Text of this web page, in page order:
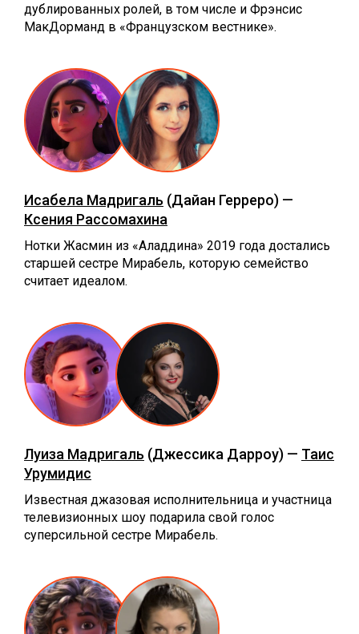
дублированных ролей, в том числе и Фрэнсис
МакДорманд в «Французском вестнике».
Исабела Мадригаль (Дайан Герреро) —
Ксения Рассомахина
Нотки Жасмин из «Аладдина» 2019 года достались
старшей сестре Мирабель, которую семейство
считает идеалом.
Луиза Мадригаль (Джессика Дарроу) — Таис
Урумидис
Известная джазовая исполнительница и участница
телевизионных шоу подарила свой голос
суперсильной сестре Мирабель.